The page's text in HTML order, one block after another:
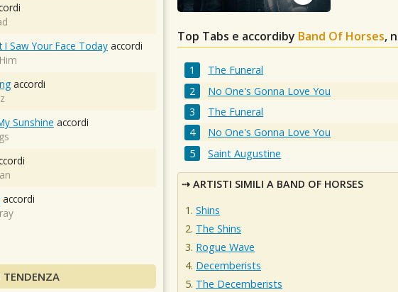
Top Tabs e accordiby Band Of Horses,
The Funeral
No One's Gonna Love You
The Funeral
No One's Gonna Love You
Saint Augustine
ARTISTI SIMILI A BAND OF HORSES
Shins
The Shins
Rogue Wave
Decemberists
The Decemberists
I Saw Your Face Today accordi
accordi
Sunshine accordi
accordi
TENDENZA